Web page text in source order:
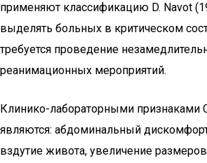
применяют классификацию D. Navot
выделять больных в критическом
требуется проведение
реанимационных мероприятий.
Клинико-лабораторными признаками
являются: абдоминальный
вздутие живота, увеличение